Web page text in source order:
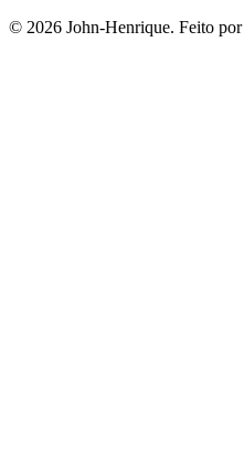
© 2026 John-Henrique. Feito por